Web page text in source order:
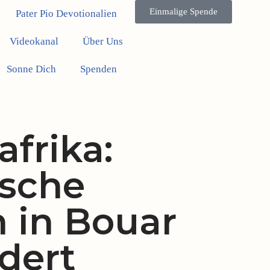
Pater Pio Devotionalien
Videokanal Über Uns
Sonne Dich Spenden
Einmalige Spende
in Bouar